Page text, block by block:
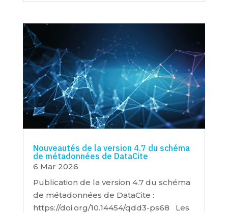
Nouveautés de la version 4.7 du schéma
de métadonnées de DataCite
6 Mar 2026
Publication de la version 4.7 du schéma
de métadonnées de DataCite :
https://doi.org/10.14454/qdd3-ps68 Les